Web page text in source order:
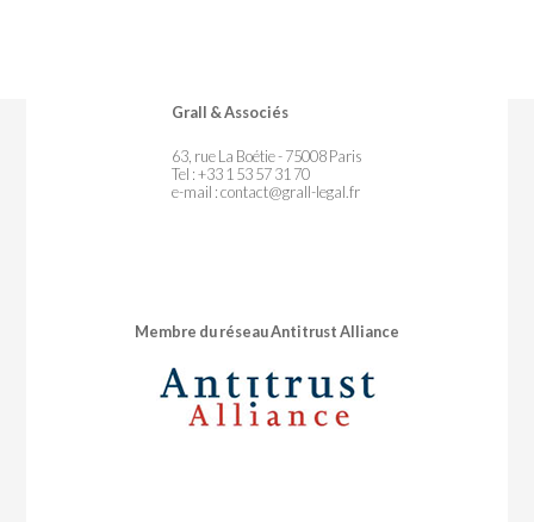
Grall & Associés
63, rue La Boétie - 75008 Paris
Tel : +33 1 53 57 31 70
e-mail :contact@grall-legal.fr
Membre du réseau Antitrust Alliance